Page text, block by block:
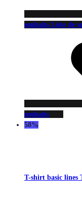
souhaits Liste de
souhaits
58%
T-shirt basic lines